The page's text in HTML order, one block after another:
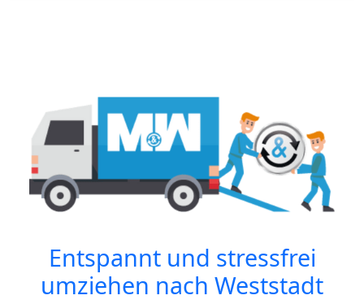
Entspannt und stressfrei
umziehen nach Weststadt